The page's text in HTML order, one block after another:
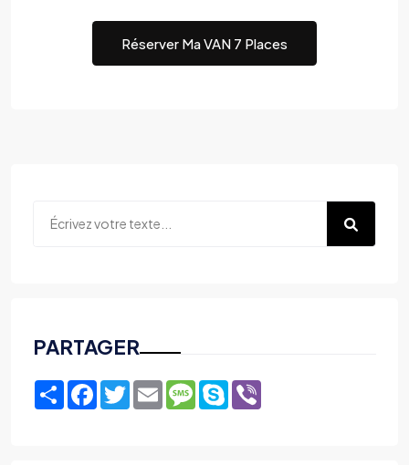
Réserver Ma VAN 7 Places
PARTAGER
ShareFacebook
TwitterEmailMessage
Skype